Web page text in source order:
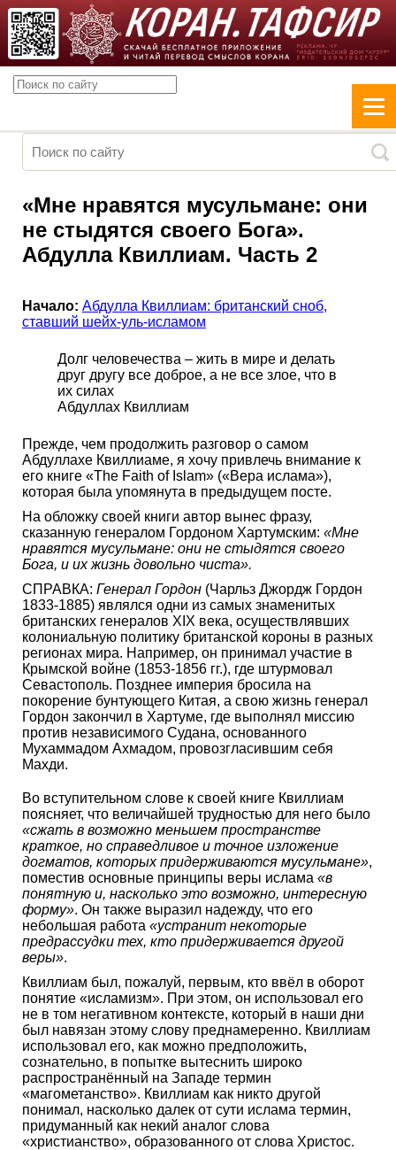
«Мне нравятся мусульмане: они
не стыдятся своего Бога».
Абдулла Квиллиам. Часть 2
Начало: Абдулла Квиллиам: британский сноб,
ставший шейх-уль-исламом
Долг человечества – жить в мире и делать
друг другу все доброе, а не все злое, что в
их силах
Абдуллах Квиллиам
Прежде, чем продолжить разговор о самом
Абдуллахе Квиллиаме, я хочу привлечь внимание к
его книге «The Faith of Islam» («Вера ислама»),
которая была упомянута в предыдущем посте.
На обложку своей книги автор вынес фразу,
сказанную генералом Гордоном Хартумским: «Мне
нравятся мусульмане: они не стыдятся своего
Бога, и их жизнь довольно чиста».
СПРАВКА: Генерал Гордон (Чарльз Джордж Гордон
1833-1885) являлся одни из самых знаменитых
британских генералов XIX века, осуществлявших
колониальную политику британской короны в разных
регионах мира. Например, он принимал участие в
Крымской войне (1853-1856 гг.), где штурмовал
Севастополь. Позднее империя бросила на
покорение бунтующего Китая, а свою жизнь генерал
Гордон закончил в Хартуме, где выполнял миссию
против независимого Судана, основанного
Мухаммадом Ахмадом, провозгласившим себя
Махди.
Во вступительном слове к своей книге Квиллиам
поясняет, что величайшей трудностью для него было
«сжать в возможно меньшем пространстве
краткое, но справедливое и точное изложение
догматов, которых придерживаются мусульмане»,
поместив основные принципы веры ислама «в
понятную и, насколько это возможно, интересную
форму». Он также выразил надежду, что его
небольшая работа «устранит некоторые
предрассудки тех, кто придерживается другой
веры».
Квиллиам был, пожалуй, первым, кто ввёл в оборот
понятие «исламизм». При этом, он использовал его
не в том негативном контексте, который в наши дни
был навязан этому слову преднамеренно. Квиллиам
использовал его, как можно предположить,
сознательно, в попытке вытеснить широко
распространённый на Западе термин
«магометанство». Квиллиам как никто другой
понимал, насколько далек от сути ислама термин,
придуманный как некий аналог слова
«христианство», образованного от слова Христос.